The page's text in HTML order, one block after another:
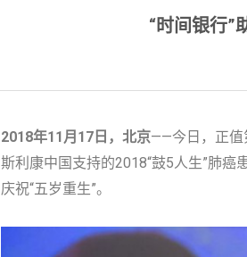
“时间银行”
2018年11月17日，北京——今日，正值
斯利康中国支持的2018“鼓5人生”肺癌
庆祝“五岁重生”。